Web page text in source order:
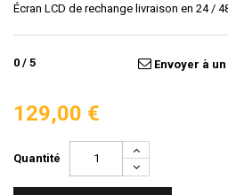
Écran LCD de rechange livraison en 24 /
0 / 5 Envoyer à
129,00 €
Quantité